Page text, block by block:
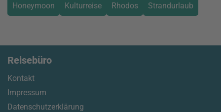
Honeymoon Kulturreise Rhodos Strandurlaub
Reisebüro
Kontakt
Impressum
Datenschutzerklärung